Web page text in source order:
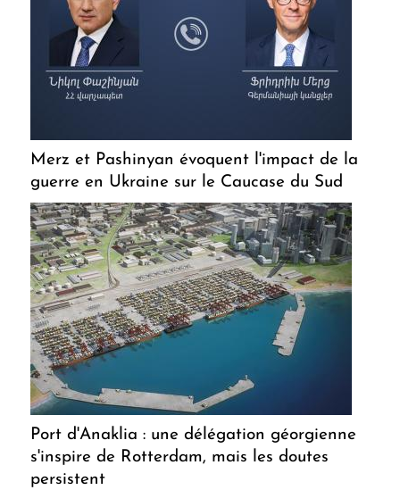
Merz et Pashinyan évoquent l'impact de la
guerre en Ukraine sur le Caucase du Sud
Port d'Anaklia : une délégation géorgienne
s'inspire de Rotterdam, mais les doutes
persistent